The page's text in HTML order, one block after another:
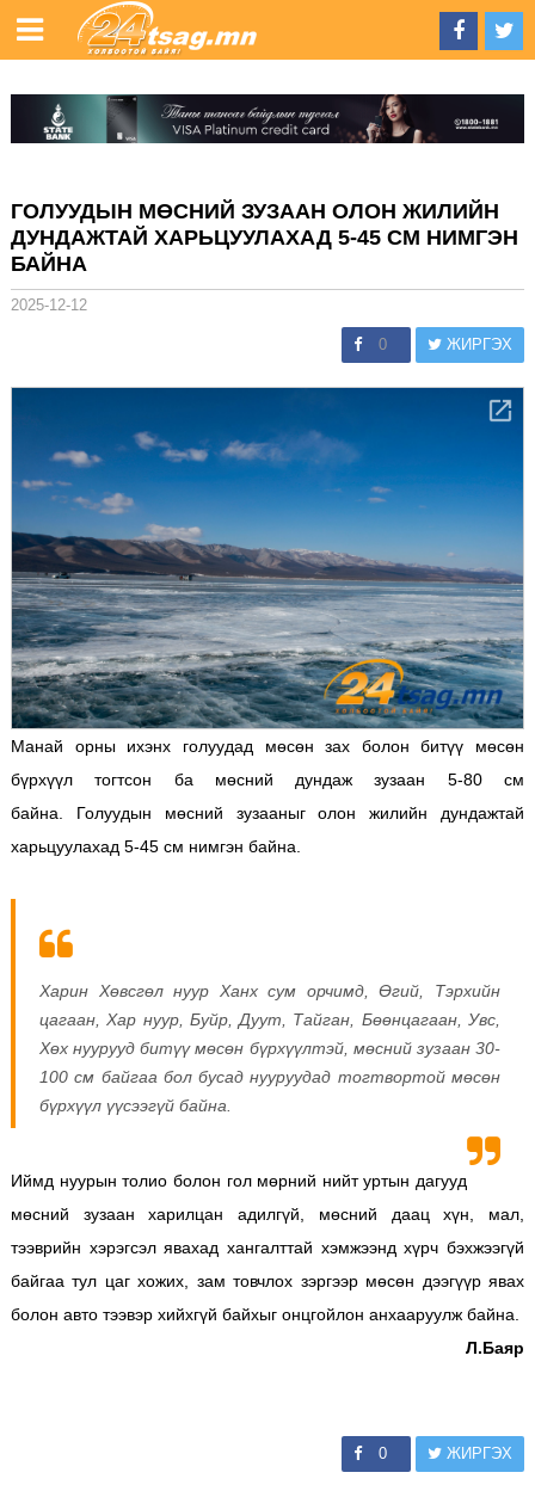
ГОЛУУДЫН МӨСНИЙ ЗУЗААН ОЛОН ЖИЛИЙН
ДУНДАЖТАЙ ХАРЬЦУУЛАХАД 5-45 СМ НИМГЭН
БАЙНА
2025-12-12
0 ЖИРГЭХ
Манай орны ихэнх голуудад мөсөн зах болон битүү мөсөн
бүрхүүл тогтсон ба мөсний дундаж зузаан 5-80 см
байна. Голуудын мөсний зузааныг олон жилийн дундажтай
харьцуулахад 5-45 см нимгэн байна.
Харин Хөвсгөл нуур Ханх сум орчимд, Өгий, Тэрхийн
цагаан, Хар нуур, Буйр, Дуут, Тайган, Бөөнцагаан, Увс,
Хөх нуурууд битүү мөсөн бүрхүүлтэй, мөсний зузаан 30-
100 см байгаа бол бусад нууруудад тогтвортой мөсөн
бүрхүүл үүсээгүй байна.
Иймд нуурын толио болон гол мөрний нийт уртын дагууд
мөсний зузаан харилцан адилгүй, мөсний даац хүн, мал,
тээврийн хэрэгсэл явахад хангалттай хэмжээнд хүрч бэхжээгүй
байгаа тул цаг хожих, зам товчлох зэргээр мөсөн дээгүүр явах
болон авто тээвэр хийхгүй байхыг онцгойлон анхааруулж байна.
Л.Баяр
0 ЖИРГЭХ